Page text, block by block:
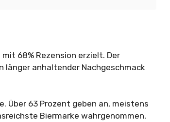
68% Rezension erzielt. Der
länger anhaltender Nachgeschmack
Über 63 Prozent geben an, meistens
Biermarke wahrgenommen,